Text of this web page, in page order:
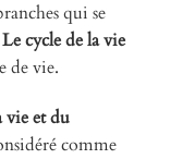
qui se
Le cycle de la vie
de vie.
vie et du
comme